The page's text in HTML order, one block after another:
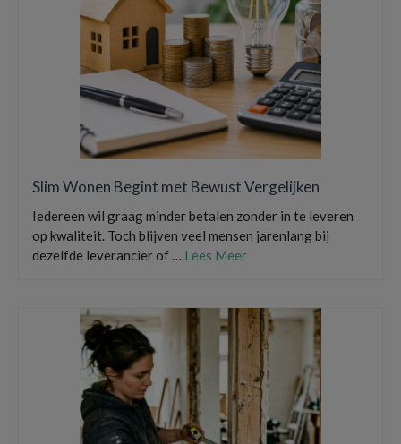
Slim Wonen Begint met Bewust Vergelijken
Iedereen wil graag minder betalen zonder in te leveren
op kwaliteit. Toch blijven veel mensen jarenlang bij
dezelfde leverancier of … Lees Meer